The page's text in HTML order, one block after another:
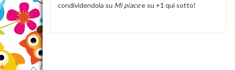
condividendola su Mi piacee su +1 qui sotto!